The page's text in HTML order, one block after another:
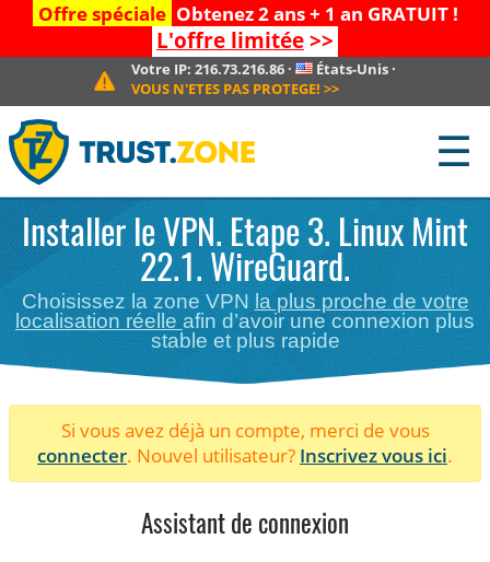
Offre spéciale Obtenez 2 ans + 1 an GRATUIT !
L'offre limitée>>
Votre IP:216.73.216.86 · États-Unis·
VOUS N'ETES PAS PROTEGE! >>
☰
Installer le VPN. Etape 3. Linux Mint
22.1. WireGuard.
Choisissez la zone VPN la plus proche de votre
localisation réelle afin d’avoir une connexion plus
stable et plus rapide
Si vous avez déjà un compte, merci de vous
connecter. Nouvel utilisateur? Inscrivez vous ici.
Assistant de connexion